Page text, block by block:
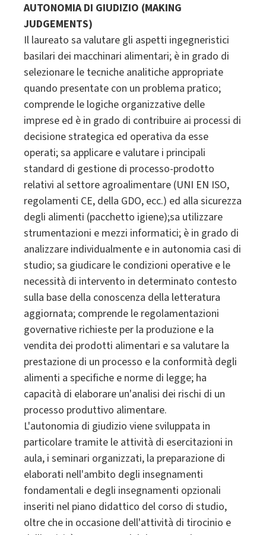
AUTONOMIA DI GIUDIZIO (MAKING
JUDGEMENTS)
Il laureato sa valutare gli aspetti ingegneristici
basilari dei macchinari alimentari; è in grado di
selezionare le tecniche analitiche appropriate
quando presentate con un problema pratico;
comprende le logiche organizzative delle
imprese ed è in grado di contribuire ai processi di
decisione strategica ed operativa da esse
operati; sa applicare e valutare i principali
standard di gestione di processo-prodotto
relativi al settore agroalimentare (UNI EN ISO,
regolamenti CE, della GDO, ecc.) ed alla sicurezza
degli alimenti (pacchetto igiene);sa utilizzare
strumentazioni e mezzi informatici; è in grado di
analizzare individualmente e in autonomia casi di
studio; sa giudicare le condizioni operative e le
necessità di intervento in determinato contesto
sulla base della conoscenza della letteratura
aggiornata; comprende le regolamentazioni
governative richieste per la produzione e la
vendita dei prodotti alimentari e sa valutare la
prestazione di un processo e la conformità degli
alimenti a specifiche e norme di legge; ha
capacità di elaborare un'analisi dei rischi di un
processo produttivo alimentare.
L'autonomia di giudizio viene sviluppata in
particolare tramite le attività di esercitazioni in
aula, i seminari organizzati, la preparazione di
elaborati nell'ambito degli insegnamenti
fondamentali e degli insegnamenti opzionali
inseriti nel piano didattico del corso di studio,
oltre che in occasione dell'attività di tirocinio e